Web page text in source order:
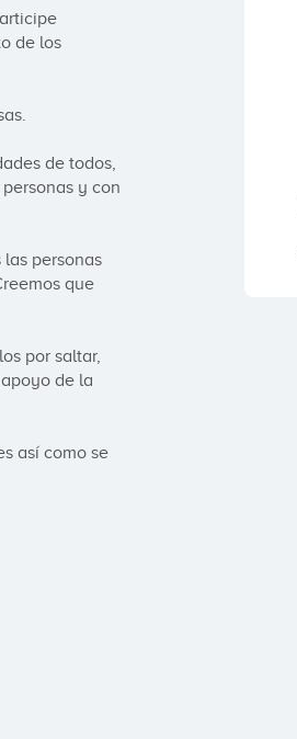
de los
de todos,
y con
personas
que
por saltar,
de la
así como se